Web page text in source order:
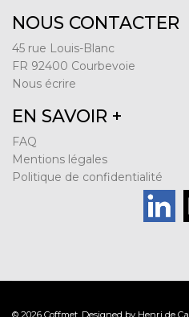
NOUS CONTACTER
45 rue Louis-Blanc
FR 92400 Courbevoie
Nous écrire
EN SAVOIR +
FAQ
Mentions légales
Politique de confidentialité
© 2026 Coffmet. Designed by Henri de